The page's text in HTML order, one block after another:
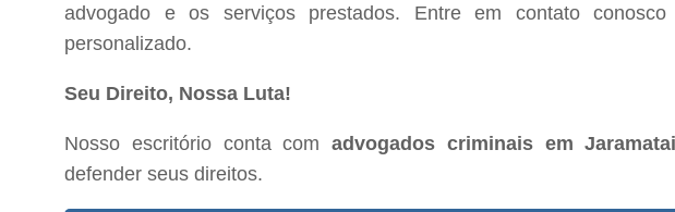
advogado e os serviços prestados. Entre em contato
personalizado.
Seu Direito, Nossa Luta!
Nosso escritório conta comadvogados criminais em
defender seus direitos.